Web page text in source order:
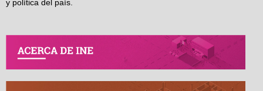
y política del país.